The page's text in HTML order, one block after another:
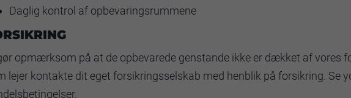
Daglig kontrol af opbevaringsrummene
opmærksom på at de opbevarede genstande ikke er dækket af vores
lejer kontakte dit eget forsikringsselskab med henblik på forsikring. Se